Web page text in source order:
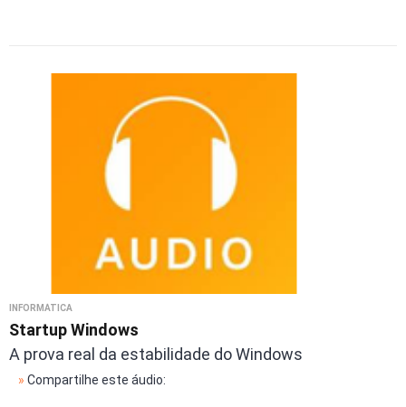
INFORMÁTICA
Startup Windows
A prova real da estabilidade do Windows
» Compartilhe este áudio: